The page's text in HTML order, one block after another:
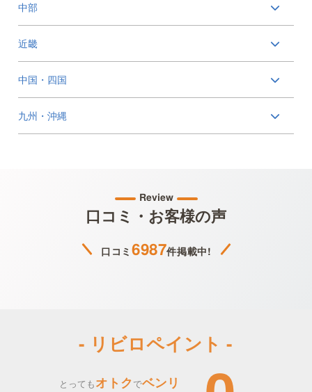
中部
近畿
中国・四国
九州・沖縄
Review
口コミ・お客様の声
口コミ 6987件掲載中!
- リビロペイント -
とってもオトクでベンリ